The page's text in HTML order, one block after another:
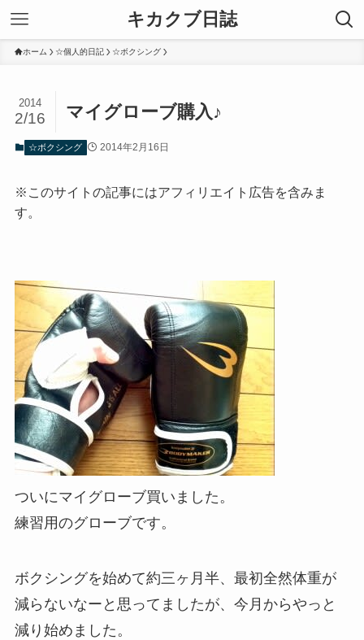
キカクブ日誌
ホーム ☆個人的日記 ☆ボクシング
マイグローブ購入♪
2014
2/16
☆ボクシング 2014年2月16日
※このサイトの記事にはアフィリエイト広告を含みま
す。
ついにマイグローブ買いました。
練習用のグローブです。
ボクシングを始めて約三ヶ月半、最初全然体重が
減らないなーと思ってましたが、今月からやっと
減り始めました。